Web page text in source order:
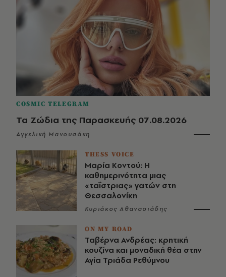
COSMIC TELEGRAM
Τα Ζώδια της Παρασκευής 07.08.2026
Αγγελική Μανουσάκη
THESS VOICE
Μαρία Κοντού: Η
καθημερινότητα μιας
«ταΐστριας» γατών στη
Θεσσαλονίκη
Κυριάκος Αθανασιάδης
ON MY ROAD
Ταβέρνα Ανδρέας: κρητική
κουζίνα και μοναδική θέα στην
Αγία Τριάδα Ρεθύμνου